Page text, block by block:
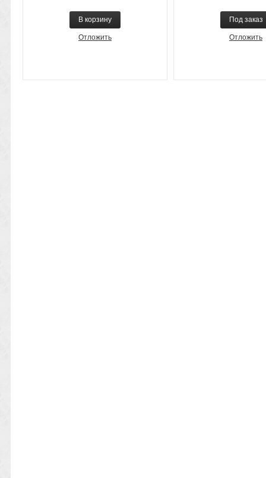
В корзину
Отложить
Под заказ
Отложить